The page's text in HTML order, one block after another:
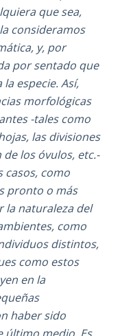
que sea,
consideramos
y, por
por sentado que
especie. Así,
morfológicas
-tales como
las divisiones
los óvulos, etc.-
casos, como
pronto o más
la naturaleza del
como
distintos,
como estos
en la
haber sido